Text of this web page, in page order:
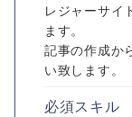
レジャーサイ
ます。
記事の作成か
い致します。
必須スキル